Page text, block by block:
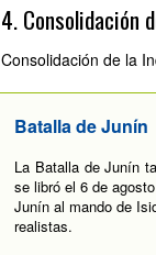
4. Consolidación
Consolidación de la
Batalla de Junín
La Batalla de Junín
se libró el 6 de
Junín al mando de
realistas.